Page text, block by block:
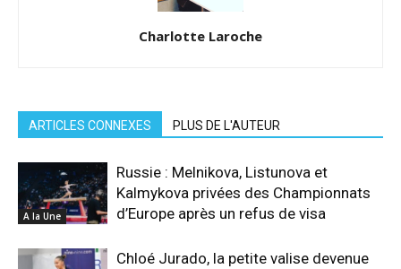
Charlotte Laroche
ARTICLES CONNEXES PLUS DE L'AUTEUR
A la Une
Russie : Melnikova, Listunova et
Kalmykova privées des Championnats
d’Europe après un refus de visa
Chloé Jurado, la petite valise devenue